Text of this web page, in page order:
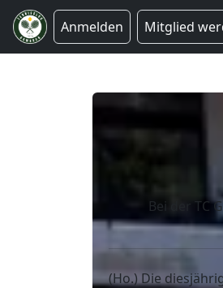
Anmelden Mitglied
Bei der TC
(Ho.) Die